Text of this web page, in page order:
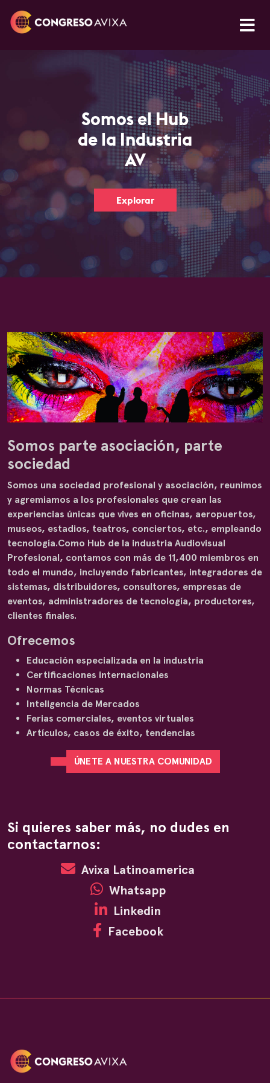
Somos el Hub
de la Industria
AV
Explorar
Somos parte asociación, parte
sociedad
Somos una sociedad profesional y asociación, reunimos
y agremiamos a los profesionales que crean las
experiencias únicas que vives en oficinas, aeropuertos,
museos, estadios, teatros, conciertos, etc., empleando
tecnología.Como Hub de la industria Audiovisual
Profesional, contamos con más de 11,400 miembros en
todo el mundo, incluyendo fabricantes, integradores de
sistemas, distribuidores, consultores, empresas de
eventos, administradores de tecnología, productores,
clientes finales.
Ofrecemos
Educación especializada en la industria
Certificaciones internacionales
Normas Técnicas
Inteligencia de Mercados
Ferias comerciales, eventos virtuales
Artículos, casos de éxito, tendencias
ÚNETE A NUESTRA COMUNIDAD
Si quieres saber más, no dudes en
contactarnos:
Avixa Latinoamerica
Whatsapp
Linkedin
Facebook